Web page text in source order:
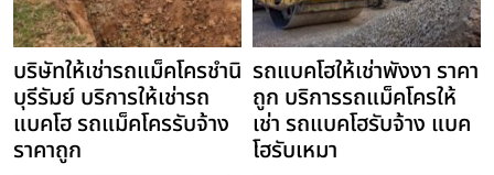
บริษัทให้เช่ารถแม็คโครชำนิ
บุรีรัมย์ บริการให้เช่ารถ
แบคโฮ รถแม็คโครรับจ้าง
ราคาถูก
รถแบคโฮให้เช่าพังงา ราคา
ถูก บริการรถแม็คโครให้
เช่า รถแบคโฮรับจ้าง แบค
โฮรับเหมา